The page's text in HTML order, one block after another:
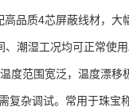
品质4芯屏蔽线材，大
潮湿工况均可正常使
度范围宽泛，温度漂移
复杂调试。常用于珠宝